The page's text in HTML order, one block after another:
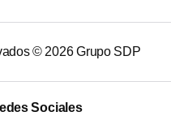
© 2026Grupo SDP
Sociales